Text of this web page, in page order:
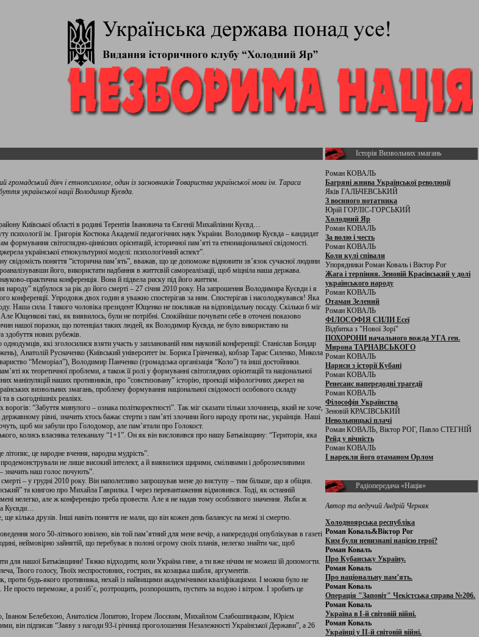
діяч і етнопсихолог, один із засновників Товариства української мови ім. Тараса
української нації Володимир Куєвда.
Київської області в родині Терентія Івановича та Євгенії Михайлівни Куєвд…
психології ім. Григорія Костюка Академії педагогічних наук України. Володимир Куєвда – кандидат
світоглядно-ціннісних орієнтацій, історичної пам’яті та етнонаціональної свідомості.
української етнокультурної моделі: психологічний аспект”.
свідомість поняття “історична пам’ять”, вважав, що це допоможе відновити зв’язок сучасної людини
його, використати надбання в життєвій самореалізації, щоб міцніла наша держава.
практична конференція. Вона й підвела риску під його життям.
народу” відбулося за рік до його смерті – 27 січня 2010 року. На запрошення Володимира Куєвди і я
конференції. Упродовж двох годин я уважно спостерігав за ним. Спостерігав і насолоджувався! Яка
Наша сила. І такого чоловіка президент Ющенко не покликав на відповідальну посаду. Скільки б міг
Ющенкові такі, як виявилось, були не потрібні. Спокійніше почувати себе в оточені показово
нашої поразки, що потенціал таких людей, як Володимир Куєвда, не було використано на
здобуття нових рубежів.
які зголосилися взяти участь у запланованій ним науковій конференції: Станіслав Бондар
Анатолій Русначенко (Київський університет ім. Бориса Грінченка), кобзар Тарас Силенко, Микола
“Меморіал”), Володимир Панченко (громадська організація “Коло”) та інші достойники.
як теоретичної проблеми, а також її ролі у формуванні світоглядних орієнтацій та національної
маніпуляцій наших противників, про “совєтизовану” історію, проекції міфологічних джерел на
визвольних змагань, проблему формування національної свідомості особового складу
та в сьогоднішніх реаліях.
“Забуття минулого – ознака політкоректності”. Так міг сказати тільки злочинець, який не хоче,
рівні, значить хтось бажає стерти з пам’яті злочини його народу проти нас, українців. Наші
щоб ми забули про Голодомор, але пам’ятали про Голокост.
колись власника телеканалу “1+1”. Он як він висловився про нашу Батьківщину: “Територія, яка
це народне вчення, народна мудрість”.
не лише високий інтелект, а й виявилися щирими, сміливими і доброзичливими
значить наш голос почують”.
– у грудні 2010 року. Він наполегливо запрошував мене до виступу – тим більше, що я обіцяв.
та книгою про Михайла Гаврилка. І через перевантаження відмовився. Тоді, як останній
нелегко, але ж конференцію треба провести. Але я не надав тому особливого значення. Якби ж
Куєвди…
кілька друзів. Інші навіть поняття не мали, що він кожен день балансує на межі зі смертю.
мого 50-літнього ювілею, вів той пам’ятний для мене вечір, а напередодні опублікував в газеті
неймовірно зайнятій, що перебуває в полоні огрому своїх планів, нелегко знайти час, щоб
для нашої Батьківщини! Тяжко відходити, коли Україна гине, а ти вже нічим не можеш їй допомогти.
Твого голосу, Твоїх неспростовних, гострих, як козацька шабля, аргументів.
проти будь-якого противника, нехай із найвищими академічними кваліфікаціями. І можна було не
просто переможе, а розіб’є, розтрощить, розпорошить, пустить за водою і вітром. І зробить це
Белебехою, Анатолієм Лопатою, Ігорем Лосєвим, Михайлом Слабошпицьким, Юрієм
він підписав “Заяву з нагоди 93-ї річниці проголошення Незалежності Української Держави”, а 26
Історія Визвольних змагань
Роман КОВАЛЬ
Багряні жнива Української революції
Яків ГАЛЬЧЕВСЬКИЙ
З воєнного нотатника
Юрій ГОРЛІС-ГОРСЬКИЙ
Холодний Яр
Роман КОВАЛЬ
За волю і честь
Роман КОВАЛЬ
Коли кулі співали
Упорядники Роман Коваль і Віктор Рог
Жага і терпіння. Зеновій Красівський у долі
українського народу
Роман КОВАЛЬ
Отаман Зелений
Роман КОВАЛЬ
ФІЛОСОФІЯ СИЛИ Есеї
Відбитка з "Нової Зорі"
ПОХОРОНИ начального вожда УГА ген.
Мирона ТАРНАВСЬКОГО
Роман КОВАЛЬ
Нариси з історії Кубані
Роман КОВАЛЬ
Ренесанс напередодні трагедії
Роман КОВАЛЬ
Філософія Українства
Зеновій КРАСІВСЬКИЙ
Невольницькі плачі
Роман КОВАЛЬ, Віктор РОГ, Павло СТЕГНІЙ
Рейд у вічність
Роман КОВАЛЬ
І нарекли його отаманом Орлом
Радіопередача «Нація»
Автор та ведучий Андрій Черняк
Холодноярська республіка
Роман Коваль&Віктор Рог
Ким були невизнані нацією герої?
Роман Коваль
Про Кубанську Україну.
Роман Коваль
Про національну пам’ять.
Роман Коваль
Операція "Заповіт" Чекістська справа №206.
Роман Коваль
Україна в І-й світовій війні.
Роман Коваль
Українці у ІІ-й світовій війні.